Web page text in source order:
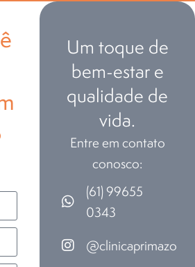
Um toque de
bem-estar e
qualidade de
vida.
Entre em contato
conosco:
(61) 99655
0343
@clinicaprimazo